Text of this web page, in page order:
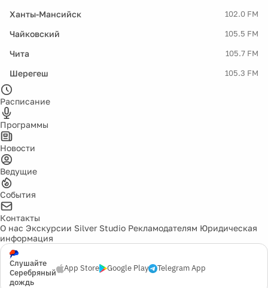
Ханты-Мансийск 102.0 FM
Чайковский 105.5 FM
Чита 105.7 FM
Шерегеш 105.3 FM
Расписание
Программы
Новости
Ведущие
События
Контакты
О нас Экскурсии Silver Studio Рекламодателям Юридическая
информация
Слушайте
Серебряный
дождь
App Store Google Play Telegram App